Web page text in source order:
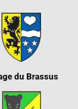
du Brassus